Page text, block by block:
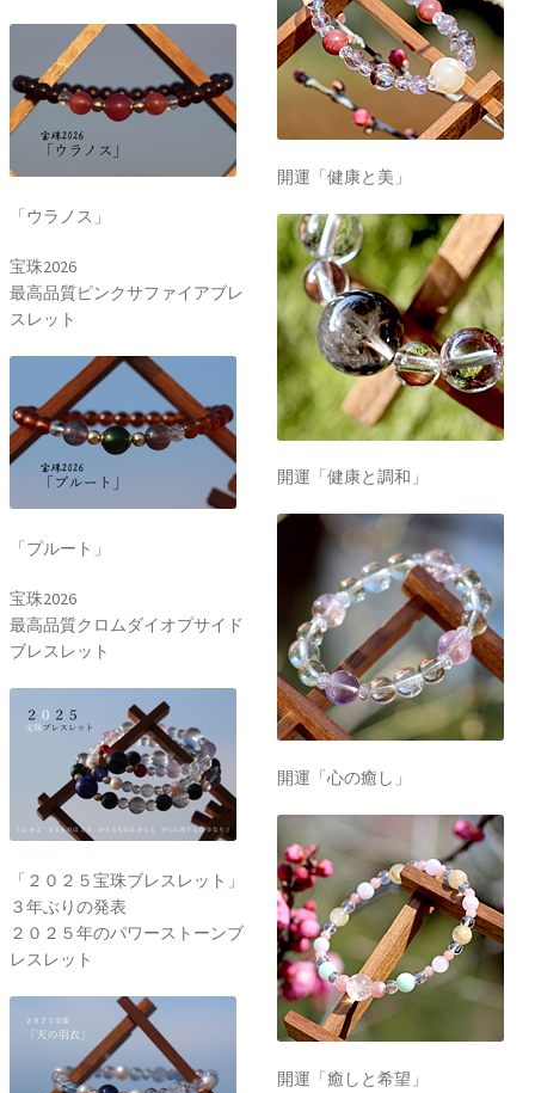
「ウラノス」
宝珠2026
最高品質ピンクサファイアブレ
スレット
「プルート」
宝珠2026
最高品質クロムダイオプサイド
ブレスレット
「２０２５宝珠ブレスレット」
３年ぶりの発表
２０２５年のパワーストーンブ
レスレット
開運「健康と美」
開運「健康と調和」
開運「心の癒し」
開運「癒しと希望」